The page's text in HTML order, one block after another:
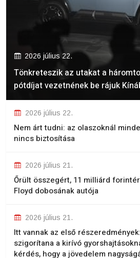
2026 július 22.
Tönkreteszik az utakat a
pótdíjat vezetnének be rájuk
2026 július 22.
Nem árt tudni: az olaszoknál
nincs biztosítása
2026 július 21.
Őrült összegért, 11 milliárd
Floyd dobosának autója
2026 július 21.
Itt vannak az első
szigorítana a kirívó
kérdés, hogy a jövedelem